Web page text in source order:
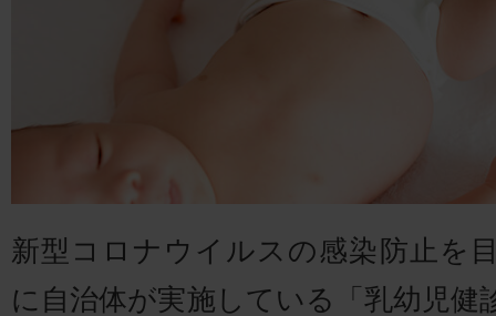
新型コロナウイルスの感染防止を
に自治体が実施している「乳幼児健